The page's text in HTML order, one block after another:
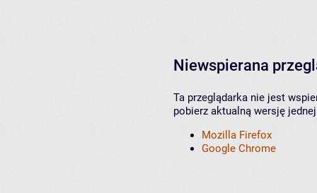
Niewspierana
Ta przeglądarka nie jest
pobierz aktualną wersję
Mozilla Firefox
Google Chrome